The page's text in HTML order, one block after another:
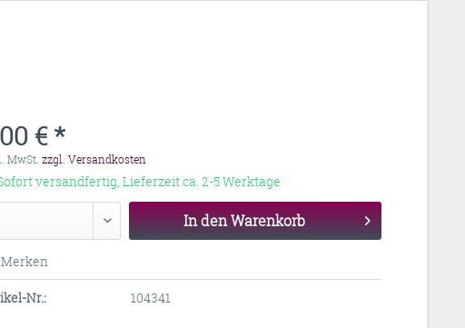
€ *
MwSt.zzgl. Versandkosten
versandfertig, Lieferzeit ca. 2-5 Werktage
In denWarenkorb
Merken
Nr.: 104341